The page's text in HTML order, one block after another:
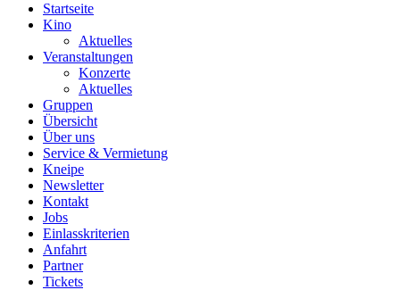
Startseite
Kino
Aktuelles
Veranstaltungen
Konzerte
Aktuelles
Gruppen
Übersicht
Über uns
Service & Vermietung
Kneipe
Newsletter
Kontakt
Jobs
Einlasskriterien
Anfahrt
Partner
Tickets